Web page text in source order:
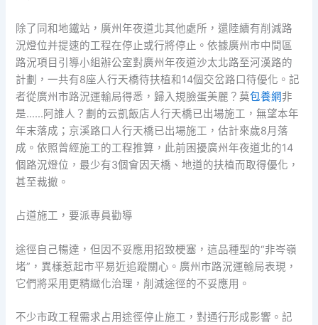
除了同和地鐵站，廣州年夜道北其他處所，還陸續有削減路
況燈位并提速的工程在停止或行將停止。依據廣州市中間區
路況項目引導小組辦公室對廣州年夜道沙太北路至河漢路的
計劃，一共有8座人行天橋待扶植和14個交岔路口待優化。記
者從廣州市路況運輸局得悉，歸入規臉蛋美麗？莫包養網非
是……阿誰人？劃的云凱飯店人行天橋已出場施工，無望本年
年末落成；京溪路口人行天橋已出場施工，估計來歲8月落
成。依照曾經施工的工程推算，此前困擾廣州年夜道北的14
個路況燈位，最少有3個會因天橋、地道的扶植而取得優化，
甚至裁撤。
占道施工，要派專員勸導
途徑自己暢達，但因不妥應用招致梗塞，這品種型的“非岑嶺
堵”，異樣惹起市平易近追蹤關心。廣州市路況運輸局表現，
它們將采用更精緻化治理，削減途徑的不妥應用。
不少市政工程需求占用途徑停止施工，對通行形成影響。記